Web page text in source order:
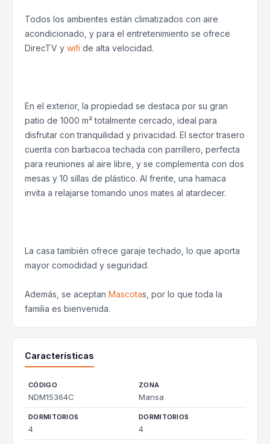
Todos los ambientes están climatizados con aire
acondicionado, y para el entretenimiento se ofrece
DirecTV y wifi de alta velocidad.
En el exterior, la propiedad se destaca por su gran
patio de 1000 m² totalmente cercado, ideal para
disfrutar con tranquilidad y privacidad. El sector trasero
cuenta con barbacoa techada con parrillero, perfecta
para reuniones al aire libre, y se complementa con dos
mesas y 10 sillas de plástico. Al frente, una hamaca
invita a relajarse tomando unos mates al atardecer.
La casa también ofrece garaje techado, lo que aporta
mayor comodidad y seguridad.
Además, se aceptan Mascotas, por lo que toda la
familia es bienvenida.
Características
CÓDIGO
NDM15364C
ZONA
Mansa
DORMITORIOS
4
DORMITORIOS
4